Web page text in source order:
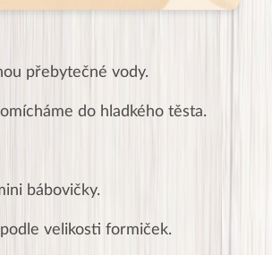
přebytečné vody.
do hladkého těsta.
bábovičky.
velikosti formiček.